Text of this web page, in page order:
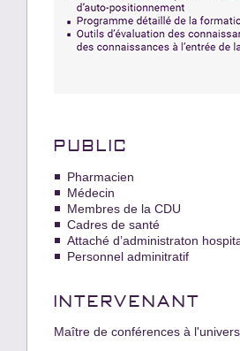
PUBLIC
Pharmacien
Médecin
Membres de la CDU
Cadres de santé
Attaché d’administraton
Personnel adminitratif
INTERVENANT
Maître de conférences à